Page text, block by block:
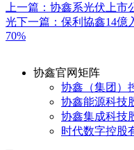
上一篇：协鑫系光伏上
光下一篇：保利協鑫14億
70%
协鑫官网矩阵
协鑫（集团）
协鑫能源科技
协鑫集成科技
时代数字控股